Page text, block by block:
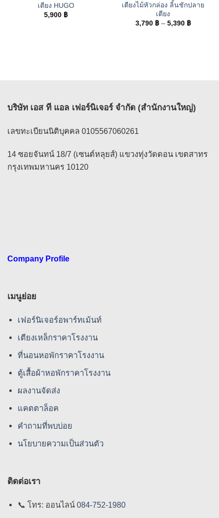
เตียง HUGO
5,900 ฿
เตียงไม้หัวกล่อง ลิ้นชักปลาย
เตียง
3,790 ฿ – 5,390 ฿Price
บริษัท เอส ที แอล เฟอร์นิเจอร์ จำกัด (สำนักงานใหญ่)
เลขทะเบียนนิติบุคคล 0105567060261
14 ซอยจันทน์ 18/7 (เซนต์หลุยส์) แขวงทุ่งวัดดอน เขตสาทร
กรุงเทพมหานคร 10120
Company Profile
เมนูย่อย
เฟอร์นิเจอร์อพาร์ทเม้นท์
เตียงเหล็กราคาโรงงาน
ที่นอนหอพักราคาโรงงาน
ตู้เสื้อผ้าหอพักราคาโรงงาน
ผลงานจัดส่ง
แคตตาล็อค
คําถามที่พบบ่อย
นโยบายความเป็นส่วนตัว
ติดต่อเรา
📞โทร: ออนไลน์084-752-1980